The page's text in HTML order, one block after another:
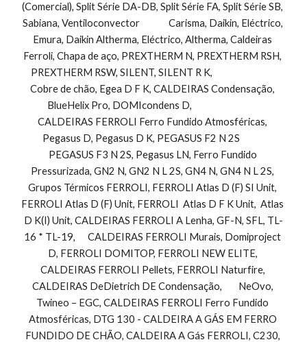
(Comercial), Split Série DA-DB, Split Série FA, Split Série SB,
Sabiana, Ventiloconvector              Carisma, Daikin, Eléctrico,
Emura, Daikin Altherma, Eléctrico, Altherma, Caldeiras
Ferroli, Chapa de aço, PREXTHERM N, PREXTHERM RSH,
PREXTHERM RSW, SILENT, SILENT R K,
Cobre de chão, Egea D F K, CALDEIRAS Condensação,
BlueHelix Pro, DOMIcondens D,
CALDEIRAS FERROLI Ferro Fundido Atmosféricas,
Pegasus D, Pegasus D K, PEGASUS F2 N 2S
PEGASUS F3 N 2S, Pegasus LN, Ferro Fundido
Pressurizada, GN2 N, GN2 N L 2S, GN4 N, GN4 N L 2S,
Grupos Térmicos FERROLI, FERROLI Atlas D (F) SI Unit,
FERROLI Atlas D (F) Unit, FERROLI  Atlas D F K Unit,  Atlas
D K(I) Unit, CALDEIRAS FERROLI A Lenha, GF-N, SFL, TL-
16 * TL-19,      CALDEIRAS FERROLI Murais, Domiproject
D, FERROLI DOMITOP, FERROLI NEW ELITE,
CALDEIRAS FERROLI Pellets, FERROLI Naturfire,
CALDEIRAS DeDietrich DE Condensação,        NeOvo,
Twineo – EGC, CALDEIRAS FERROLI Ferro Fundido
Atmosféricas, DTG 130 - CALDEIRA A GÁS EM FERRO
FUNDIDO DE CHÃO, CALDEIRA A Gás FERROLI, C230,